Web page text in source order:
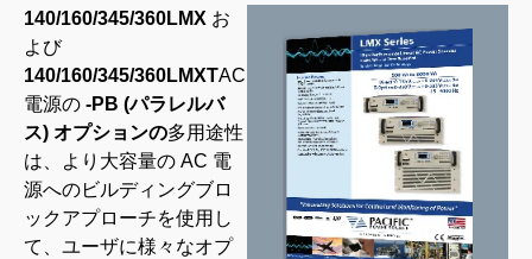
140/160/345/360LMX お
よび
140/160/345/360LMXTAC
電源の -PB (パラレルバ
ス) オプションの多用途性
は、より大容量の AC 電
源へのビルディングブロ
ックアプローチを使用し
て、ユーザに様々なオプ